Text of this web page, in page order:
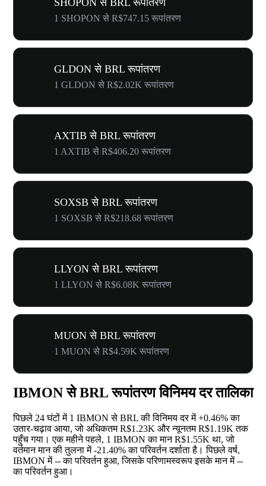
1 SHOPON से R$747.15 रूपांतरण
GLDON से BRL रूपांतरण
1 GLDON से R$2.02K रूपांतरण
AXTIB से BRL रूपांतरण
1 AXTIB से R$406.20 रूपांतरण
SOXSB से BRL रूपांतरण
1 SOXSB से R$218.68 रूपांतरण
LLYON से BRL रूपांतरण
1 LLYON से R$6.08K रूपांतरण
MUON से BRL रूपांतरण
1 MUON से R$4.59K रूपांतरण
IBMON से BRL रूपांतरण विनिमय दर तालिका
पिछले 24 घंटों में 1 IBMON से BRL की विनिमय दर में+0.46%का
उतार-चढ़ाव आया, जो अधिकतम R$1.23K और न्यूनतम R$1.19K तक
पहुँच गया। एक महीने पहले, 1 IBMON का मान R$1.55K था, जो
वर्तमान मान की तुलना में-21.40%का परिवर्तन दर्शाता है। पिछले वर्ष,
IBMON में--का परिवर्तन हुआ, जिसके परिणामस्वरूप इसके मान में--
का परिवर्तन हुआ।